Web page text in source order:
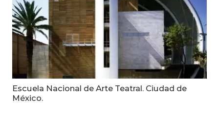
Escuela Nacional de Arte Teatral. Ciudad de
México.